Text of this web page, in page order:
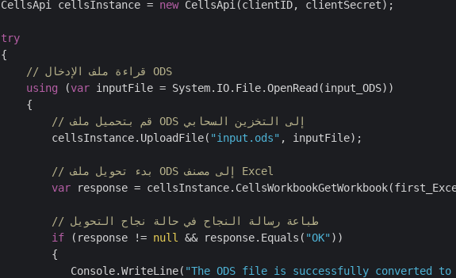
CellsApi cellsInstance = new CellsApi(clientID, clientSecret);
try
{
// قراءة ملف الإدخال ODS
using (var inputFile = System.IO.File.OpenRead(input_ODS))
    {
// قم بتحميل ملف ODS إلى التخزين السحابي
        cellsInstance.UploadFile(
"input.ods" , inputFile);
// بدء تحويل ملف ODS إلى مصنف Excel
var response =
// طباعة رسالة النجاح في حالة نجاح التحويل
if (response != null && response.Equals( "OK" ))
        {
           Console.WriteLine(
"The ODS file is successfully converted to